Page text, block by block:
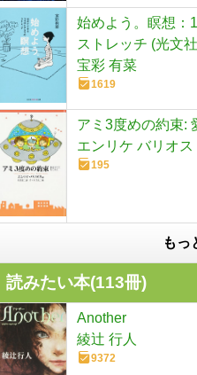
始めよう。瞑想：
ストレッチ (光文
宝彩 有菜
1619
アミ3度めの約束:
エンリケ バリオス
195
もっ
読みたい本(113冊)
Another
綾辻 行人
9372